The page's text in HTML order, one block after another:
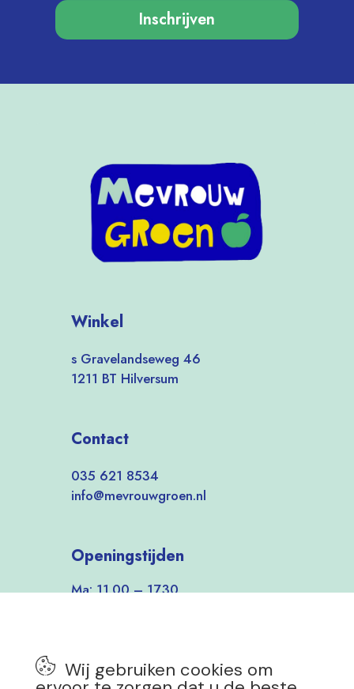
Wij gebruiken cookies om
Inschrijven
Winkel
s Gravelandseweg 46
1211 BT Hilversum
Contact
035 621 8534
info@mevrouwgroen.nl
Openingstijden
Ma: 11.00 – 17.30
7 dagen per week open!